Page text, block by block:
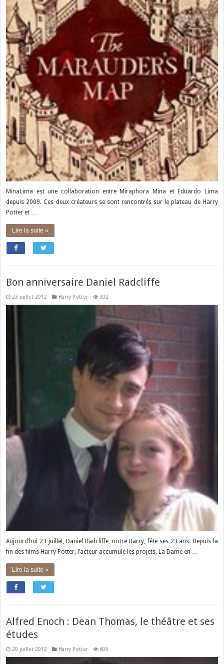
MinaLima est une collaboration entre Miraphora Mina et Eduardo Lima
depuis 2009. Ces deux créateurs se sont rencontrés sur le plateau de Harry
Potter et …
Lire la suite »
Bon anniversaire Daniel Radcliffe
23 juillet 2012 Harry Potter 302
Aujourd’hui 23 juillet, Daniel Radcliffe, notre Harry, fête ses 23 ans. Depuis la
fin des films Harry Potter, l’acteur accumule les projets, La Dame en …
Lire la suite »
Alfred Enoch : Dean Thomas, le théâtre et ses
études
20 juillet 2012 Harry Potter 605